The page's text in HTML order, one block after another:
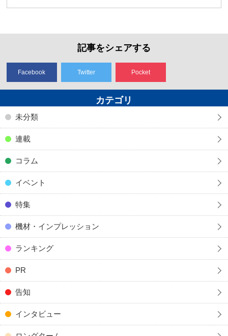
記事をシェアする
Facebook Twitter Pocket
カテゴリ
未分類
連載
コラム
イベント
特集
機材・インプレッション
ランキング
PR
告知
インタビュー